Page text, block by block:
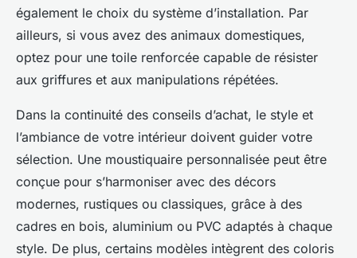
également le choix du système d’installation. Par
ailleurs, si vous avez des animaux domestiques,
optez pour une toile renforcée capable de résister
aux griffures et aux manipulations répétées.
Dans la continuité des conseils d’achat, le style et
l’ambiance de votre intérieur doivent guider votre
sélection. Une moustiquaire personnalisée peut être
conçue pour s’harmoniser avec des décors
modernes, rustiques ou classiques, grâce à des
cadres en bois, aluminium ou PVC adaptés à chaque
style. De plus, certains modèles intègrent des coloris